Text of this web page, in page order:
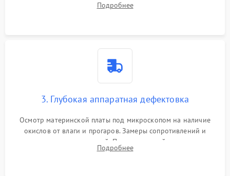
высохшей термопасты с кристаллов чипов.
Подробнее
3. Глубокая аппаратная дефектовка
Осмотр материнской платы под микроскопом на наличие
окислов от влаги и прогаров. Замеры сопротивлений и
дежурных напряжений. Проверка цепей питания,
мультиконтроллера, процессора и видеочипа.
Подробнее